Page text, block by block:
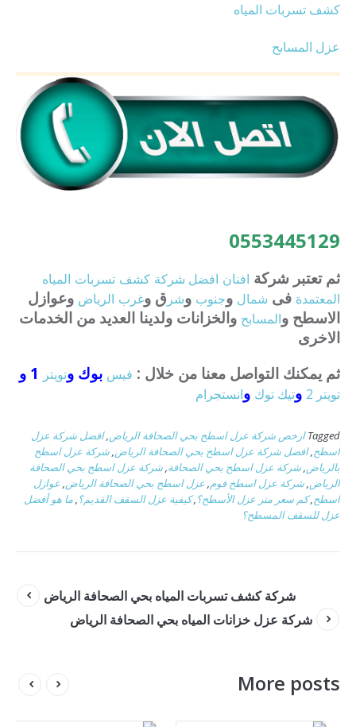
كشف تسربات المياه
عزل المسابح
0553445129
ثم تعتبر شركة افنان افضل شركة كشف تسربات المياه
المعتمدة فى شمال وجنوب وشر ق وغرب الرياض وعوازل
الاسطح والمسابح والخزانات ولدينا العديد من الخدمات
الاخرى
ثم يمكنك التواصل معنا من خلال : فيس بوك وتويتر
تويتر 2 وتيك توك وانستجرام
Tagged ارخص شركة عزل اسطح بحي الصحافة الرياض,افضل شركة عزل
اسطح,افضل شركة عزل اسطح بحي الصحافة الرياض,شركة عزل اسطح
بالرياض,شركة عزل اسطح بحي الصحافة,شركة عزل اسطح بحي الصحافة
الرياض,شركة عزل اسطح فوم, عزل اسطح بحي الصحافة الرياض, عوازل
اسطح,كم سعر متر عزل الأسطح؟,كيفية عزل السقف القديم؟,ما هو أفضل
عزل للسقف المسطح؟
شركة كشف تسربات المياه بحي الصحافة الرياض
شركة عزل خزانات المياه بحي الصحافة الرياض
More posts